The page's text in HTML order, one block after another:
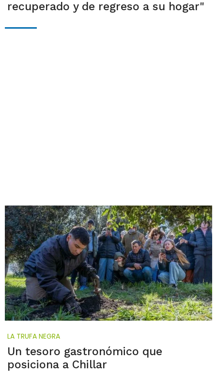
recuperado y de regreso a su hogar"
LA TRUFA NEGRA
Un tesoro gastronómico que
posiciona a Chillar